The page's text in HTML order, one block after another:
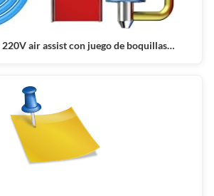
220V air assist con juego de boquillas…